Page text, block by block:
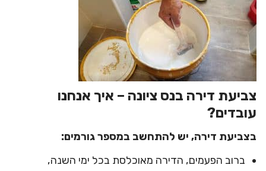
צביעת דירה בנס ציונה – איך אנחנו
עובדים?
בצביעת דירה,יש להתחשב במספר גורמים:
ברוב הפעמים, הדירה מאוכלסת בכל ימי השנה,